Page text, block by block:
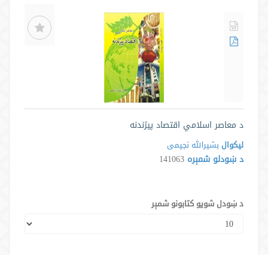
د معاصر اسلامي اقتصاد پیژندنه
لیکوال بشیرالله نجیمی
د ښودلو شمېره 141063
د ښودل شویو کتابونو شمېر